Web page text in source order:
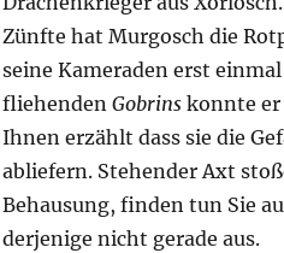
Zünfte hat Murgosch die
seine Kameraden erst
fliehenden Gobrinskonnte er
Ihnen erzählt dass sie die
abliefern. Stehender Axt
Behausung, finden tun Sie
derjenige nicht gerade aus.